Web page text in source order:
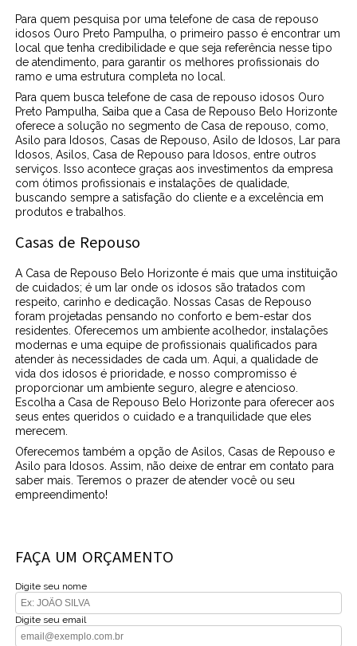
Para quem pesquisa por uma telefone de casa de repouso
idosos Ouro Preto Pampulha, o primeiro passo é encontrar um
local que tenha credibilidade e que seja referência nesse tipo
de atendimento, para garantir os melhores profissionais do
ramo e uma estrutura completa no local.
Para quem busca telefone de casa de repouso idosos Ouro
Preto Pampulha, Saiba que a Casa de Repouso Belo Horizonte
oferece a solução no segmento de Casa de repouso, como,
Asilo para Idosos, Casas de Repouso, Asilo de Idosos, Lar para
Idosos, Asilos, Casa de Repouso para Idosos, entre outros
serviços. Isso acontece graças aos investimentos da empresa
com ótimos profissionais e instalações de qualidade,
buscando sempre a satisfação do cliente e a excelência em
produtos e trabalhos.
Casas de Repouso
A Casa de Repouso Belo Horizonte é mais que uma instituição
de cuidados; é um lar onde os idosos são tratados com
respeito, carinho e dedicação. Nossas Casas de Repouso
foram projetadas pensando no conforto e bem-estar dos
residentes. Oferecemos um ambiente acolhedor, instalações
modernas e uma equipe de profissionais qualificados para
atender às necessidades de cada um. Aqui, a qualidade de
vida dos idosos é prioridade, e nosso compromisso é
proporcionar um ambiente seguro, alegre e atencioso.
Escolha a Casa de Repouso Belo Horizonte para oferecer aos
seus entes queridos o cuidado e a tranquilidade que eles
merecem.
Oferecemos também a opção de Asilos, Casas de Repouso e
Asilo para Idosos. Assim, não deixe de entrar em contato para
saber mais. Teremos o prazer de atender você ou seu
empreendimento!
FAÇA UM ORÇAMENTO
Digite seu nome
Digite seu email